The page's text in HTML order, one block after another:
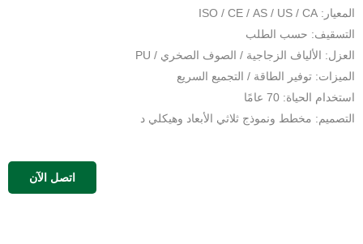
المعيار: ISO / CE / AS / US / CA
التسقيف: حسب الطلب
العزل: الألياف الزجاجية / الصوف الصخري / PU
الميزات: توفير الطاقة / التجميع السريع
استخدام الحياة: 70 عامًا
التصميم: مخطط ونموذج ثلاثي الأبعاد وهيكلي د
اتصل الآن